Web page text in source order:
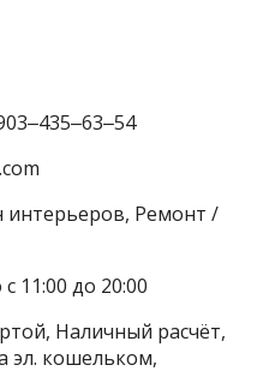
интерьеров, Ремонт /
11:00 до 20:00
Наличный расчёт,
эл. кошельком,